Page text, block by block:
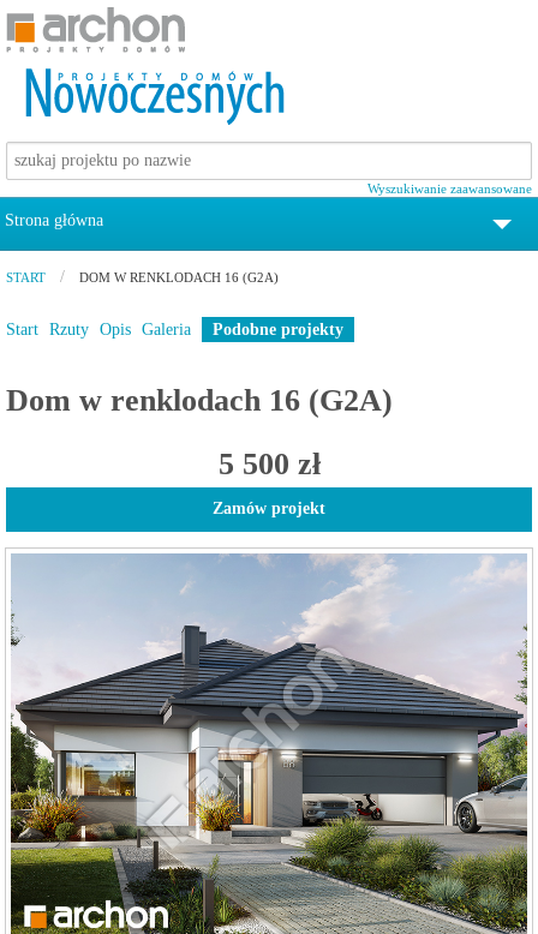
Wyszukiwanie zaawansowane
Strona główna
tel. 12 372 19 00
Projekty domów
START DOM W RENKLODACH 16 (G2A)
Start Rzuty Opis Galeria Podobne projekty
Dom w renklodach 16 (G2A)
5 500 zł
Zamów projekt